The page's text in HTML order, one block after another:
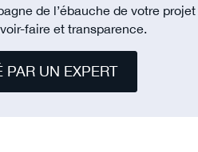
de l’ébauche de votre projet
faire et transparence.
PAR UN EXPERT